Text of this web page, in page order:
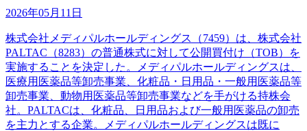
2026年05月11日
株式会社メディパルホールディングス（7459）は、株式会社
PALTAC（8283）の普通株式に対して公開買付け（TOB）を
実施することを決定した。メディパルホールディングスは、
医療用医薬品等卸売事業、化粧品・日用品・一般用医薬品等
卸売事業、動物用医薬品等卸売事業などを手がける持株会
社。PALTACは、化粧品、日用品および一般用医薬品の卸売
を主力とする企業。メディパルホールディングスは既に